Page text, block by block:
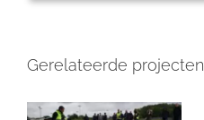
Gerelateerde projecten